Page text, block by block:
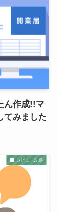
ん作成!!マ
てみました
レビュー記事